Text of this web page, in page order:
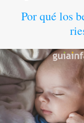
Por qué los